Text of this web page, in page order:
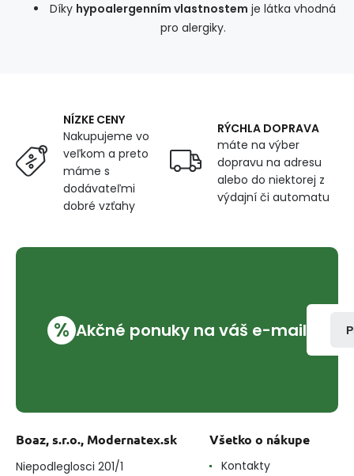
Díky hypoalergenním vlastnostem je látka vhodná
pro alergiky.
NÍZKE CENY
Nakupujeme vo
veľkom a preto
máme s
dodávateľmi
dobré vzťahy
RÝCHLA DOPRAVA
máte na výber
dopravu na adresu
alebo do niektorej z
výdajní či automatu
% Akčné ponuky na váš e-mail
Boaz, s.r.o., Modernatex.sk
Niepodleglosci 201/1
Všetko o nákupe
Kontakty